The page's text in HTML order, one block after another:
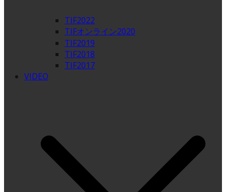
TIF2022
TIFオンライン2020
TIF2019
TIF2018
TIF2017
VIDEO